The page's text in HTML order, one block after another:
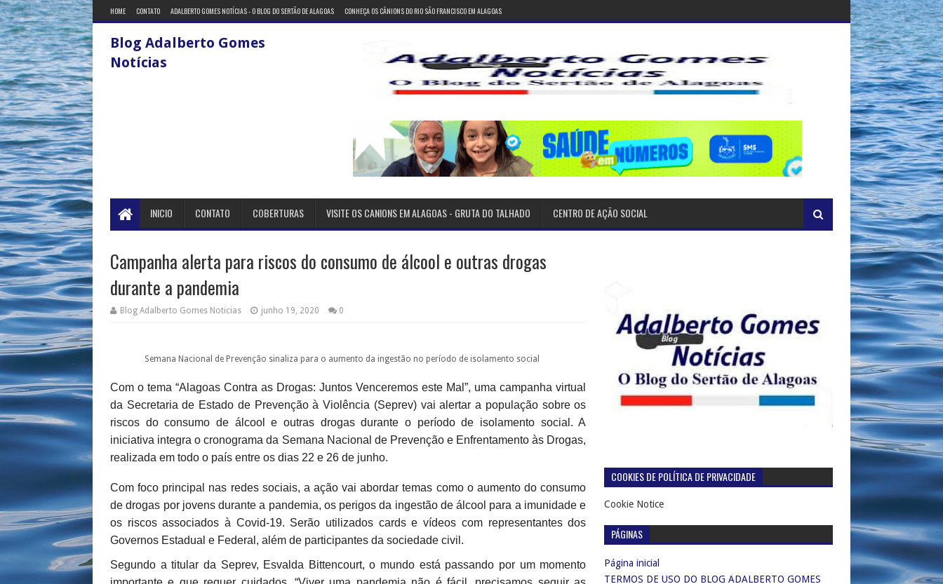
HOME CONTATO ADALBERTO GOMES NOTÍCIAS - O BLOG DO SERTÃO DE ALAGOAS CONHEÇA OS CÂNIONS DO RIO SÃO FRANCISCO EM ALAGOAS
Blog Adalberto Gomes
Notícias
INICIO CONTATO COBERTURAS VISITE OS CANIONS EM ALAGOAS - GRUTA DO TALHADO CENTRO DE AÇÃO SOCIAL
Campanha alerta para riscos do consumo de álcool e outras drogas
durante a pandemia
Blog Adalberto Gomes Noticias junho 19, 2020 0
Semana Nacional de Prevenção sinaliza para o aumento da ingestão no período de isolamento social
Com o tema “Alagoas Contra as Drogas: Juntos Venceremos este Mal”, uma campanha virtual
da Secretaria de Estado de Prevenção à Violência (Seprev) vai alertar a população sobre os
riscos do consumo de álcool e outras drogas durante o período de isolamento social. A
iniciativa integra o cronograma da Semana Nacional de Prevenção e Enfrentamento às Drogas,
realizada em todo o país entre os dias 22 e 26 de junho.
Com foco principal nas redes sociais, a ação vai abordar temas como o aumento do consumo
de drogas por jovens durante a pandemia, os perigos da ingestão de álcool para a imunidade e
os riscos associados à Covid-19. Serão utilizados cards e vídeos com representantes dos
Governos Estadual e Federal, além de participantes da sociedade civil.
Segundo a titular da Seprev, Esvalda Bittencourt, o mundo está passando por um momento
COOKIES DE POLÍTICA DE PRIVACIDADE
Cookie Notice
PÁGINAS
Página inicial
TERMOS DE USO DO BLOG ADALBERTO GOMES